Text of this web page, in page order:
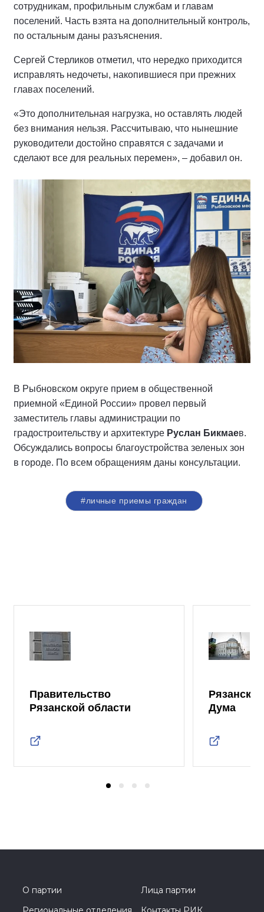
сотрудникам, профильным службам и главам
поселений. Часть взята на дополнительный контроль,
по остальным даны разъяснения.
Сергей Стерликов отметил, что нередко приходится
исправлять недочеты, накопившиеся при прежних
главах поселений.
«Это дополнительная нагрузка, но оставлять людей
без внимания нельзя. Рассчитываю, что нынешние
руководители достойно справятся с задачами и
сделают все для реальных перемен», – добавил он.
В Рыбновском округе прием в общественной
приемной «Единой России» провел первый
заместитель главы администрации по
градостроительству и архитектуре Руслан Бикмаев.
Обсуждались вопросы благоустройства зеленых зон
в городе. По всем обращениям даны консультации.
#личные приемы граждан
Правительство
Рязанской области
Дума
О партии
Лица партии